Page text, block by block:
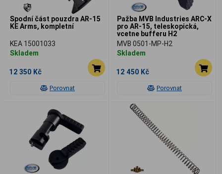
Porovnat
Spodní část pouzdra AR-15
KE Arms, kompletní
KEA 15001033
Skladem
12 350 Kč
Porovnat
Pažba MVB Industries ARC-X
pro AR-15, teleskopická,
vcetne bufferu H2
MVB 0501-MP-H2
Skladem
12 450 Kč